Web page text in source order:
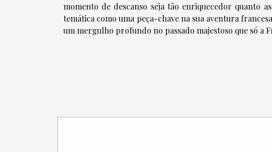
momento de descanso seja tão enriquecedor quanto
temática como uma peça-chave na sua aventura
um mergulho profundo no passado majestoso que só a